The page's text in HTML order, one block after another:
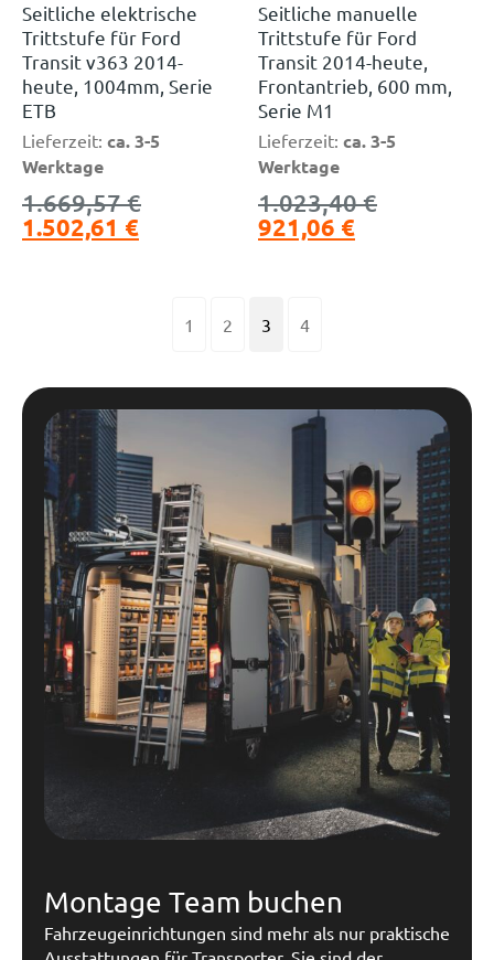
Seitliche elektrische
Trittstufe für Ford
Transit v363 2014-
heute, 1004mm, Serie
ETB
Lieferzeit: ca. 3-5
Werktage
1.669,57€
1.502,61 €
Seitliche manuelle
Trittstufe für Ford
Transit 2014-heute,
Frontantrieb, 600 mm,
Serie M1
Lieferzeit: ca. 3-5
Werktage
1.023,40€
921,06 €
1 2 3 4
Montage Team buchen
Fahrzeugeinrichtungen sind mehr als nur praktische